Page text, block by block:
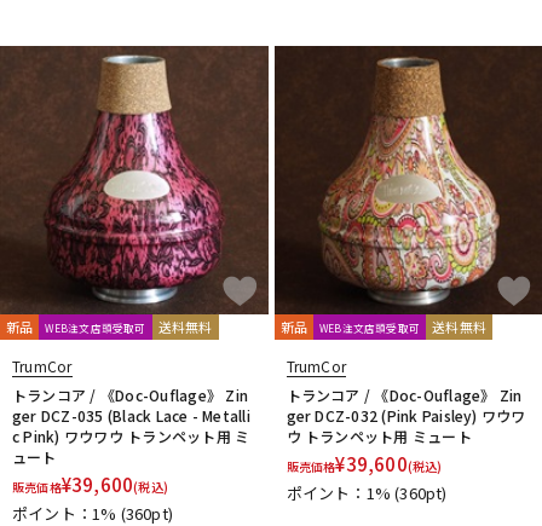
新品 WEB注文店頭受取可 送料無料
TrumCor
トランコア / 《Doc-Ouflage》 Zin
ger DCZ-035 (Black Lace - Metalli
c Pink) ワウワウ トランペット用 ミ
ュート
販売価格¥39,600(税込)
ポイント：1% (360pt)
新品 WEB注文店頭受取可 送料無料
TrumCor
トランコア / 《Doc-Ouflage》 Zin
ger DCZ-032 (Pink Paisley) ワウワ
ウ トランペット用 ミュート
販売価格¥39,600(税込)
ポイント：1%(360pt)